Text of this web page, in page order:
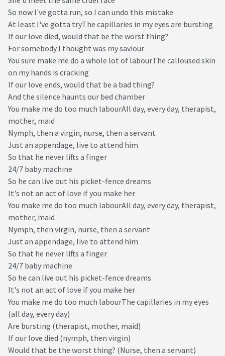
So now I've gotta run, so I can undo this mistake
At least I've gotta tryThe capillaries in my eyes are bursting
If our love died, would that be the worst thing?
For somebody I thought was my saviour
You sure make me do a whole lot of labourThe calloused skin
on my hands is cracking
If our love ends, would that be a bad thing?
And the silence haunts our bed chamber
You make me do too much labourAll day, every day, therapist,
mother, maid
Nymph, then a virgin, nurse, then a servant
Just an appendage, live to attend him
So that he never lifts a finger
24/7 baby machine
So he can live out his picket-fence dreams
It's not an act of love if you make her
You make me do too much labourAll day, every day, therapist,
mother, maid
Nymph, then virgin, nurse, then a servant
Just an appendage, live to attend him
So that he never lifts a finger
24/7 baby machine
So he can live out his picket-fence dreams
It's not an act of love if you make her
You make me do too much labourThe capillaries in my eyes
(all day, every day)
Are bursting (therapist, mother, maid)
If our love died (nymph, then virgin)
Would that be the worst thing? (Nurse, then a servant)